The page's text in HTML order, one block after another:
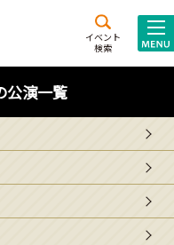
イベント
検索
公演一覧